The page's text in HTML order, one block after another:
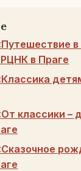
РЦНК в Праге
классики –